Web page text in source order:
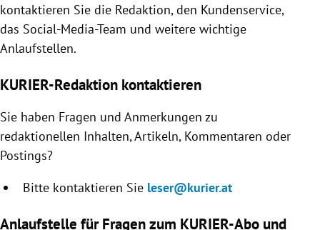
Untermenü
Untermenü
Untermenü
Untermenü
Untermenü
Untermenü
kontaktieren Sie die Redaktion, den Kundenservice,
das Social-Media-Team und weitere wichtige
Anlaufstellen.
KURIER-Redaktion kontaktieren
Sie haben Fragen und Anmerkungen zu
redaktionellen Inhalten, Artikeln, Kommentaren oder
Postings?
Bitte kontaktieren Sie leser@kurier.at
Anlaufstelle für Fragen zum KURIER-Abo und